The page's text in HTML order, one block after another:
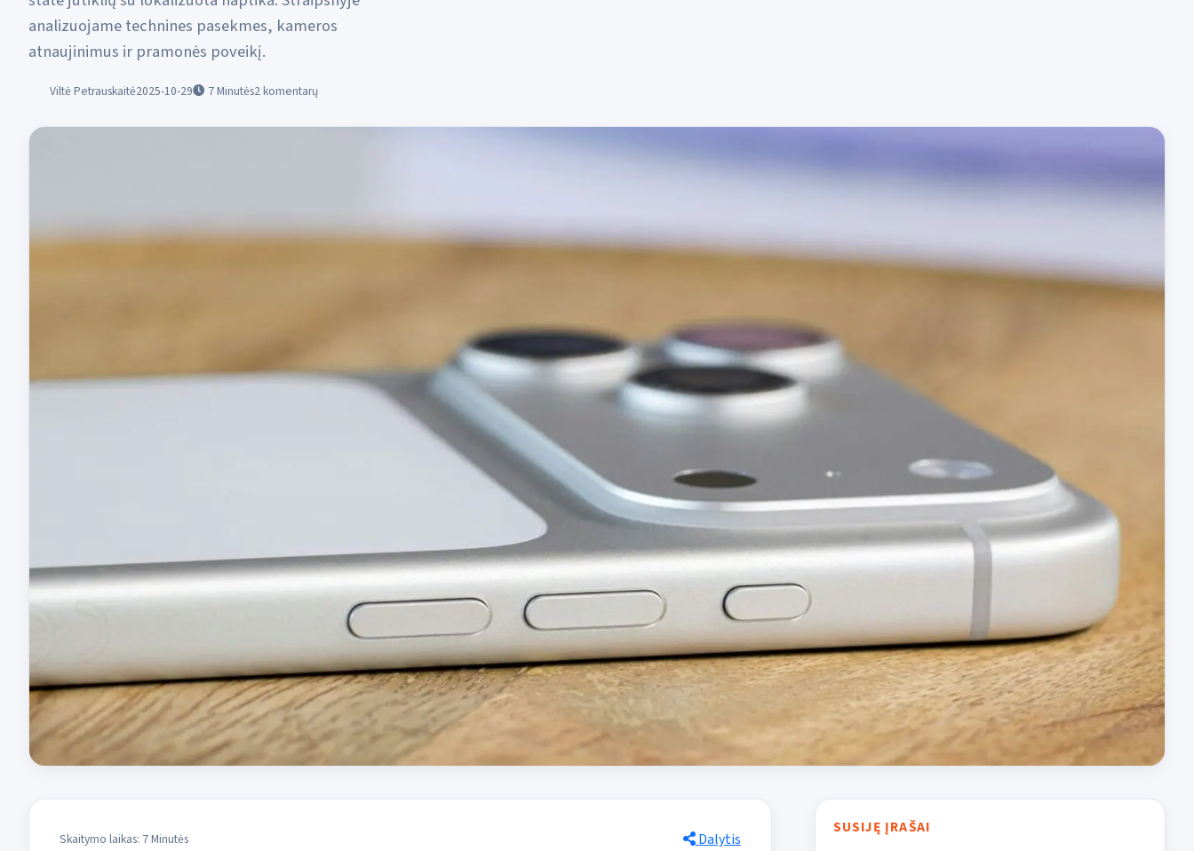
analizuojame technines pasekmes, kameros
atnaujinimus ir pramonės poveikį.
Viltė Petrauskaitė2025-10-29 7Minutės2 komentarų
Skaitymo laikas: 7 Minutės Dalytis
SUSIJĘ ĮRAŠAI